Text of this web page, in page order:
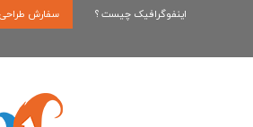
اینفوگرافیک چیست ؟ سفارش طراحی